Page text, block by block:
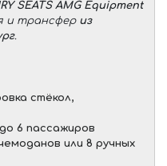
SEATS AMG Equipment
и трансфер из
.
стёкол,
до 6 пассажиров
или 8 ручных